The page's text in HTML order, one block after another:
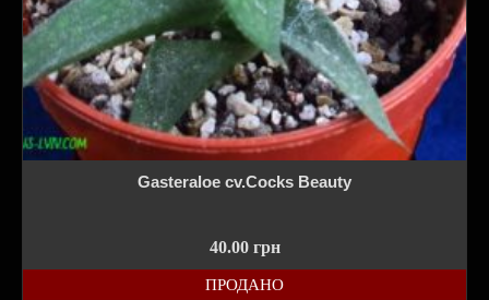
Gasteraloe cv.Cocks Beauty
40.00 грн
ПРОДАНО